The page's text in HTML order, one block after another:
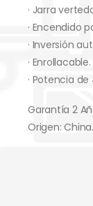
· Jarra
· Encendido
· Inversión
· Enrollacable.
· Potencia
Garantía 2
Origen: China.